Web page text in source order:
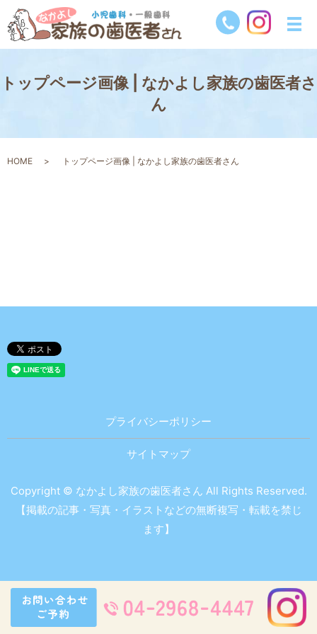
トップページ画像 | なかよし家族の歯医者さ
ん
HOME トップページ画像 | なかよし家族の歯医者さん
プライバシーポリシー
サイトマップ
Copyright © なかよし家族の歯医者さん All Rights Reserved.
【掲載の記事・写真・イラストなどの無断複写・転載を禁じ
ます】